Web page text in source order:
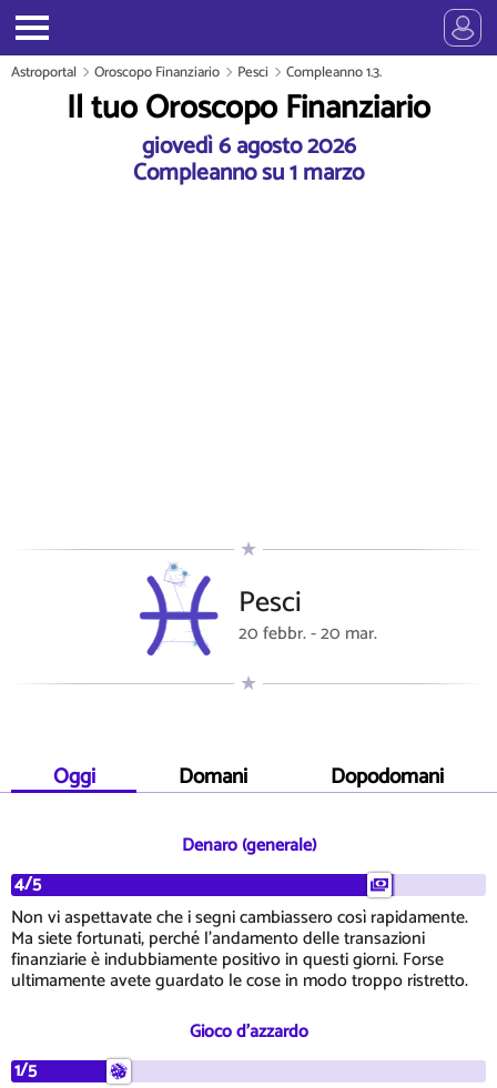
Astroportal Oroscopo Finanziario Pesci Compleanno 1.3.
Il tuo Oroscopo Finanziario
giovedì 6 agosto 2026
Compleanno su 1 marzo
Pesci
20 febbr. - 20 mar.
Oggi Domani Dopodomani
Denaro (generale)
4/5
Non vi aspettavate che i segni cambiassero così rapidamente.
Ma siete fortunati, perché l'andamento delle transazioni
finanziarie è indubbiamente positivo in questi giorni. Forse
ultimamente avete guardato le cose in modo troppo ristretto.
Gioco d'azzardo
1/5